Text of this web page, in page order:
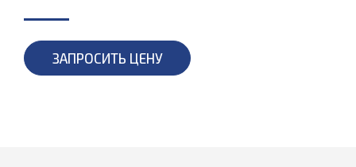
ЗАПРОСИТЬ ЦЕНУ